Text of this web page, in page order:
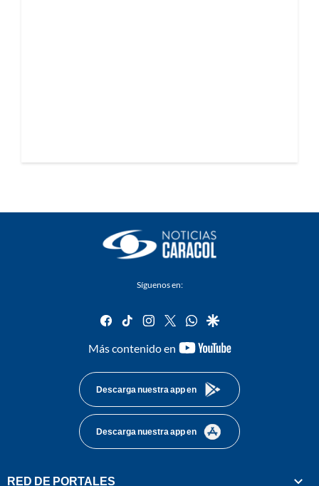
Síguenos en:
facebook
tiktok instagram
twitterwhatsapp
google
Más contenido en
youtube-
Descarga nuestra app en
Descarga nuestra app en
RED DE PORTALES